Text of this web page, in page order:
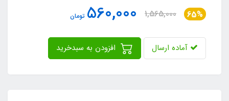
65%
1,565,000
560,000 تومان
آماده ارسال